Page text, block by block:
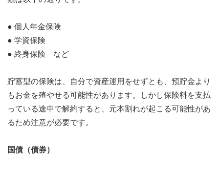
● 個人年金保険
● 学資保険
● 終身保険 など
貯蓄型の保険は、自分で資産運用をせずとも、預貯金より
もお金を殖やせる可能性があります。しかし保険料を支払
っている途中で解約すると、元本割れが起こる可能性があ
るため注意が必要です。
国債（債券）